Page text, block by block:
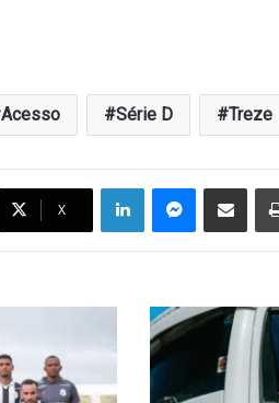
Acesso Série D Treze
X
LinkedinMessenger
Compartilhar via e-mail
Carreta
da
saúde
proporcionou